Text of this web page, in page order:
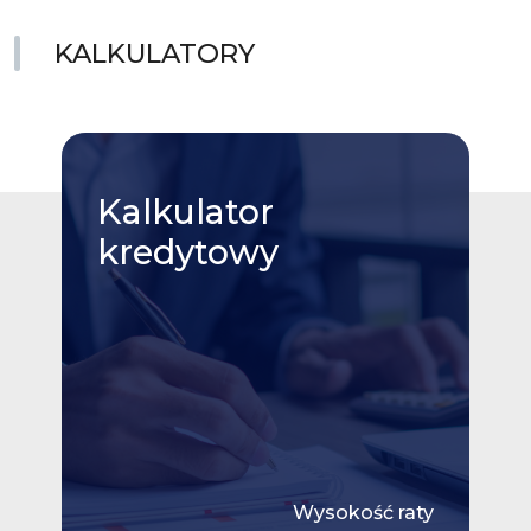
KALKULATORY
Kalkulator
kredytowy
Wysokość raty